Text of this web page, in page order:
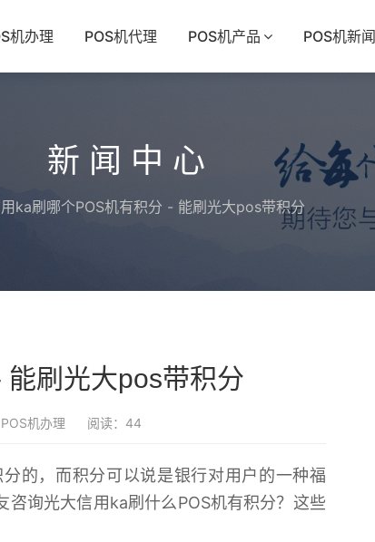
机办理 POS机代理 POS机产品 POS机新闻
新闻中心
ka刷哪个POS机有积分 - 能刷光大pos带积分
刷光大pos带积分
机办理 阅读：44
的，而积分可以说是银行对用户的一种福
询光大信用ka刷什么POS机有积分？这些